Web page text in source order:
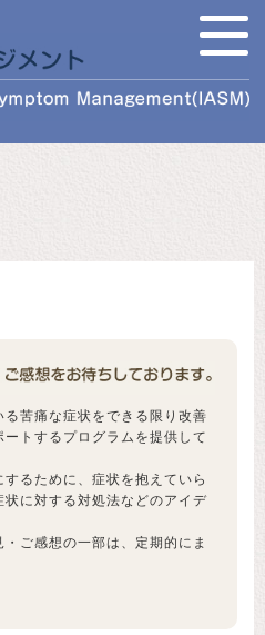
苦痛な症状をできる限り改善
トするプログラムを提供して
るために、症状を抱えていら
状に対する対処法などのアイデ
ご感想の一部は、定期的にま